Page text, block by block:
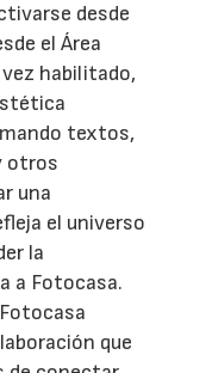
desde
el Área
vez habilitado,
textos,
otros
una
el universo
la
a Fotocasa.
que